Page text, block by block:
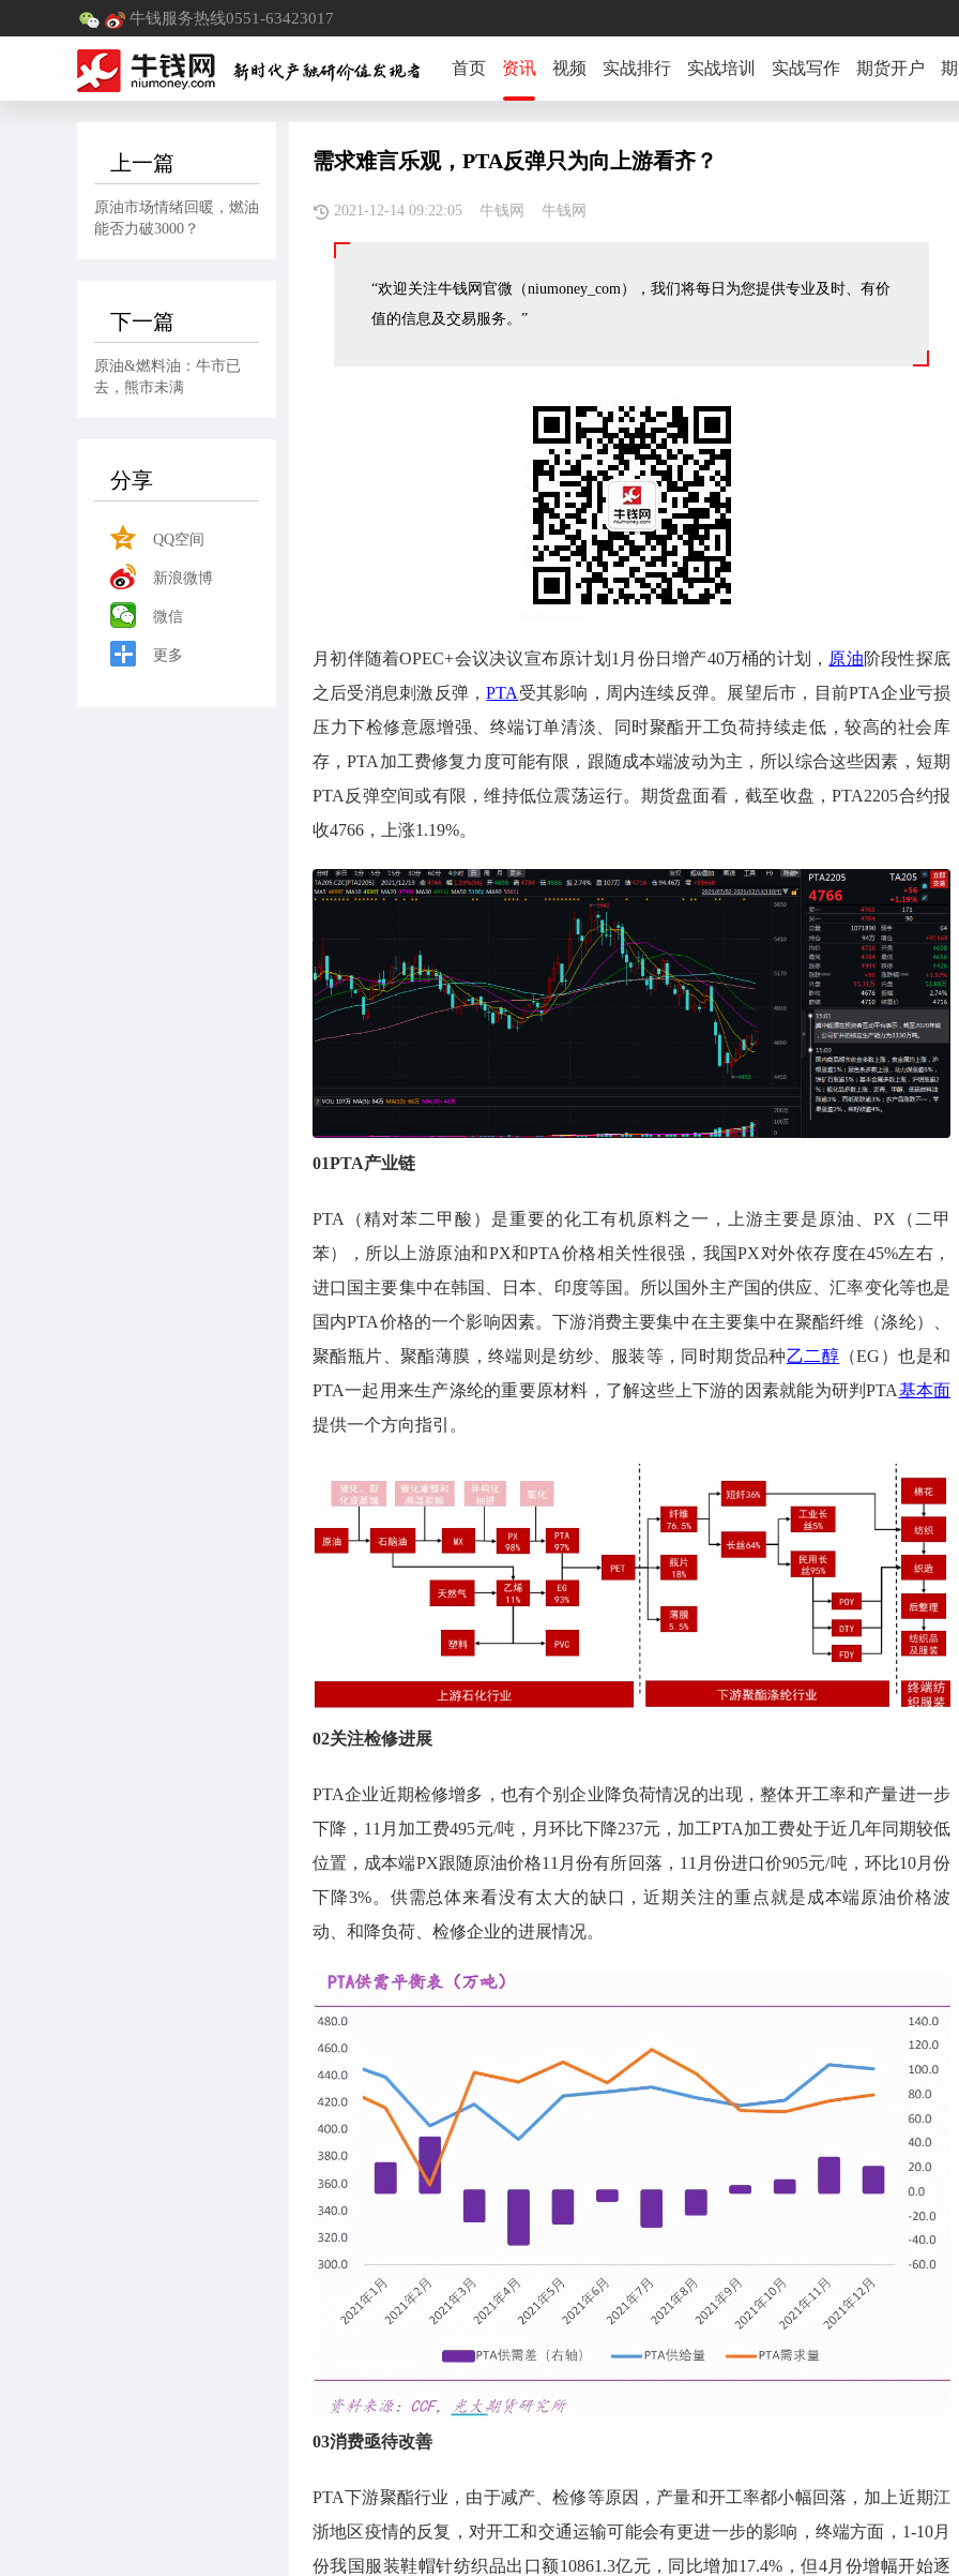
牛钱服务热线0551-63423017
首页 资讯 视频 实战排行 实战培训 实战写作 期货开户
上一篇
原油市场情绪回暖，燃油
能否力破3000？
下一篇
原油&燃料油：牛市已
去，熊市未满
分享
QQ空间
新浪微博
微信
更多
需求难言乐观，PTA反弹只为向上游看齐？
2021-12-14 09:22:05 牛钱网 牛钱网
“欢迎关注牛钱网官微（niumoney_com），我们将每日为您提供专业及时、有价
值的信息及交易服务。”
月初伴随着OPEC+会议决议宣布原计划1月份日增产40万桶的计划， 原油阶段性探底
之后受消息刺激反弹，PTA 受其影响，周内连续反弹。展望后市，目前PTA企业亏损
压力下检修意愿增强、终端订单清淡、同时聚酯开工负荷持续走低，较高的社会库
存，PTA加工费修复力度可能有限，跟随成本端波动为主，所以综合这些因素，短期
PTA反弹空间或有限，维持低位震荡运行。期货盘面看，截至收盘，PTA2205合约报
收4766，上涨1.19%。
01PTA产业链
PTA（精对苯二甲酸）是重要的化工有机原料之一，上游主要是原油、PX（二甲
苯），所以上游原油和PX和PTA价格相关性很强，我国PX对外依存度在45%左右，
进口国主要集中在韩国、日本、印度等国。所以国外主产国的供应、汇率变化等也是
国内PTA价格的一个影响因素。下游消费主要集中在主要集中在聚酯纤维（涤纶）、
聚酯瓶片、聚酯薄膜，终端则是纺纱、服装等，同时期货品种乙二醇 （EG）也是和
PTA一起用来生产涤纶的重要原材料，了解这些上下游的因素就能为研判PTA基本面
提供一个方向指引。
02关注检修进展
PTA企业近期检修增多，也有个别企业降负荷情况的出现，整体开工率和产量进一步
下降，11月加工费495元/吨，月环比下降237元，加工PTA加工费处于近几年同期较低
位置，成本端PX跟随原油价格11月份有所回落，11月份进口价905元/吨，环比10月份
下降3%。供需总体来看没有太大的缺口，近期关注的重点就是成本端原油价格波
动、和降负荷、检修企业的进展情况。
03消费亟待改善
PTA下游聚酯行业，由于减产、检修等原因，产量和开工率都小幅回落，加上近期江
浙地区疫情的反复，对开工和交通运输可能会有更进一步的影响，终端方面，1-10月
份我国服装鞋帽针纺织品出口额10861.3亿元，同比增加17.4%，但4月份增幅开始逐